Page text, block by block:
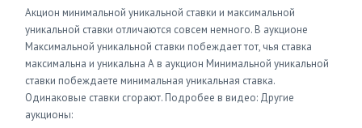
Акцион минимальной уникальной ставки и максимальной
уникальной ставки отличаются совсем немного. В аукционе
Максимальной уникальной ставки побеждает тот, чья ставка
максимальна и уникальна А в аукцион Минимальной уникальной
ставки побеждаете минимальная уникальная ставка.
Одинаковые ставки сгорают. Подробее в видео: Другие
аукционы: